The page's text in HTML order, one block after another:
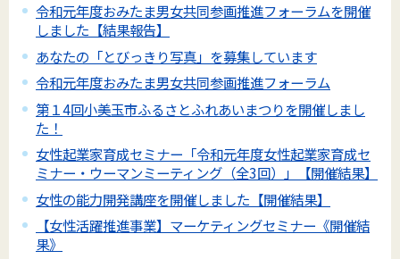
令和元年度おみたま男女共同参画推進フォーラムを開催
しました【結果報告】
あなたの「とびっきり写真」を募集しています
令和元年度おみたま男女共同参画推進フォーラム
第１4回小美玉市ふるさとふれあいまつりを開催しまし
た！
女性起業家育成セミナー「令和元年度女性起業家育成セ
ミナー・ウーマンミーティング（全3回）」【開催結果】
女性の能力開発講座を開催しました【開催結果】
【女性活躍推進事業】マーケティングセミナー《開催結
果》